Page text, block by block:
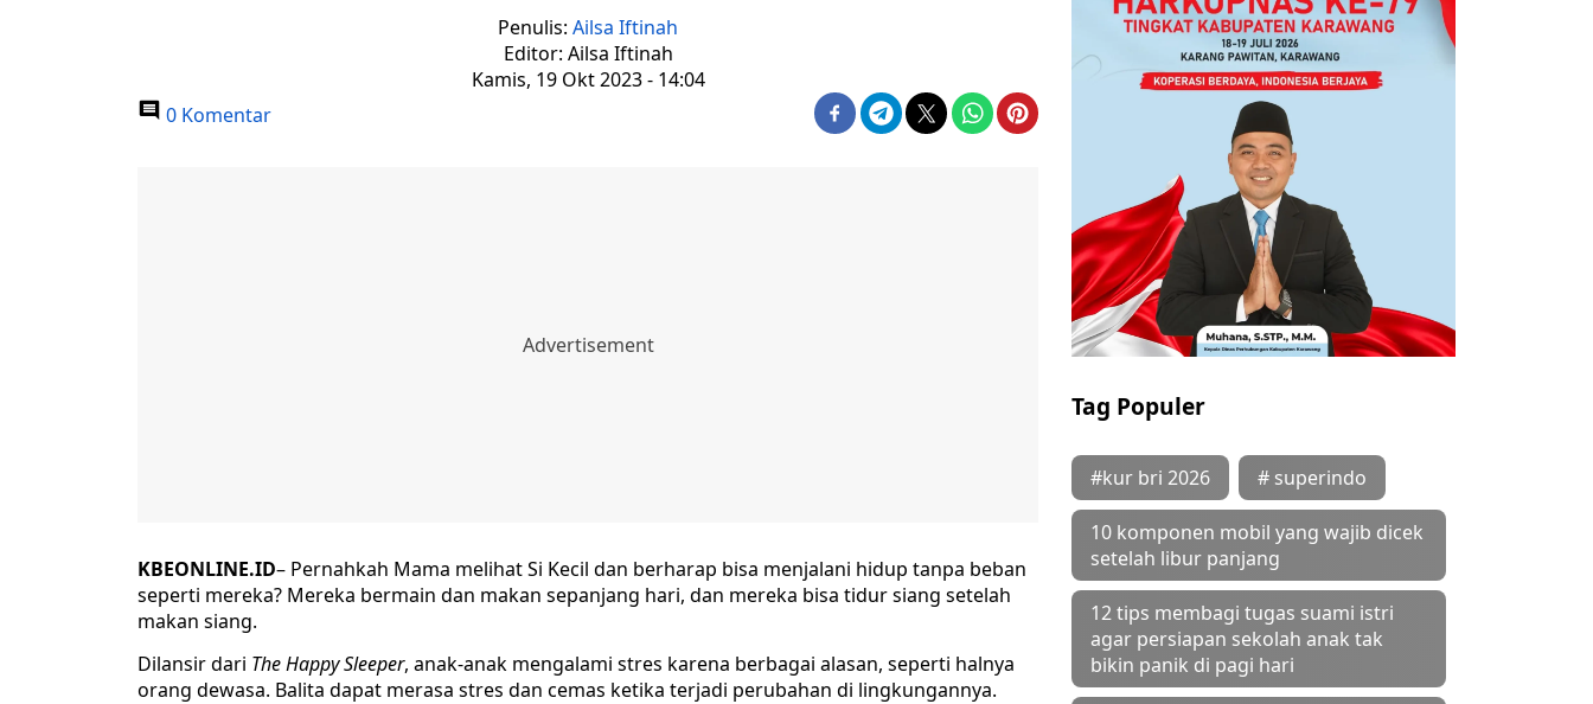
Penulis: Ailsa Iftinah
Editor: Ailsa Iftinah
Kamis, 19 Okt 2023 - 14:04
0 Komentar
KBEONLINE.ID– Pernahkah Mama melihat Si Kecil dan berharap bisa menjalani hidup tanpa beban
seperti mereka? Mereka bermain dan makan sepanjang hari, dan mereka bisa tidur siang setelah
makan siang.
Dilansir dari The Happy Sleeper, anak-anak mengalami stres karena berbagai alasan, seperti halnya
orang dewasa. Balita dapat merasa stres dan cemas ketika terjadi perubahan di lingkungannya.
Tag Populer
#kur bri 2026 # superindo
10 komponen mobil yang wajib dicek
setelah libur panjang
12 tips membagi tugas suami istri
agar persiapan sekolah anak tak
bikin panik di pagi hari